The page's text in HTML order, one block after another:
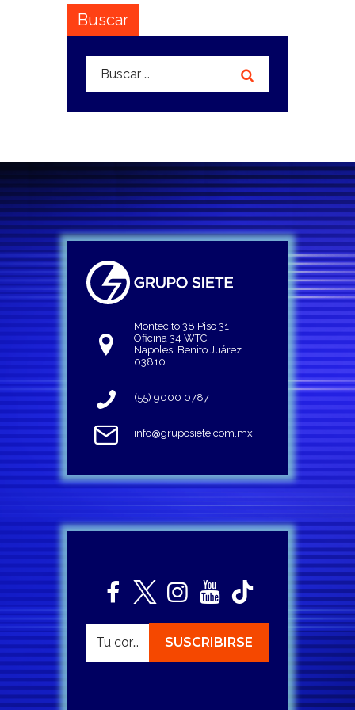
Buscar
Buscar:
Montecito 38 Piso 31
Oficina 34 WTC
Napoles, Benito Juárez
03810
(55) 9000 0787
info@gruposiete.com.mx